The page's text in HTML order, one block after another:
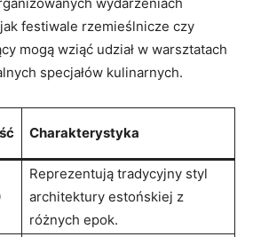
festiwale​ rzemieślnicze⁣ czy
mogą wziąć udział ⁤w warsztatach
specjałów kulinarnych.
Charakterystyka
Reprezentują⁣ tradycyjny⁢ styl
architektury estońskiej z
różnych epok.